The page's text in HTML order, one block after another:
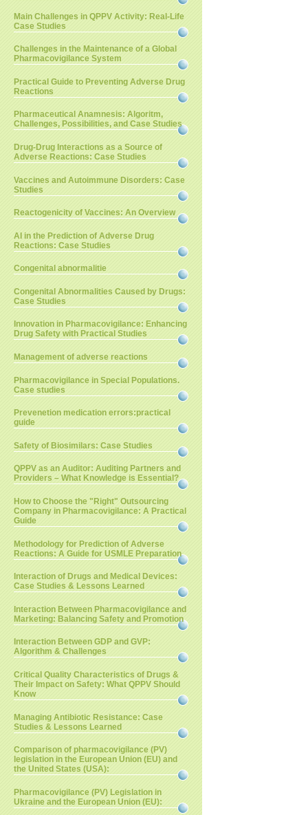
Main Challenges in QPPV Activity: Real-Life
Case Studies
Challenges in the Maintenance of a Global
Pharmacovigilance System
Practical Guide to Preventing Adverse Drug
Reactions
Pharmaceutical Anamnesis: Algoritm,
Challenges, Possibilities, and Case Studies
Drug-Drug Interactions as a Source of
Adverse Reactions: Case Studies
Vaccines and Autoimmune Disorders: Case
Studies
Reactogenicity of Vaccines: An Overview
AI in the Prediction of Adverse Drug
Reactions: Case Studies
Congenital abnormalitie
Congenital Abnormalities Caused by Drugs:
Case Studies
Innovation in Pharmacovigilance: Enhancing
Drug Safety with Practical Studies
Management of adverse reactions
Pharmacovigilance in Special Populations.
Case studies
Prevenetion medication errors:practical
guide
Safety of Biosimilars: Case Studies
QPPV as an Auditor: Auditing Partners and
Providers – What Knowledge is Essential?
How to Choose the "Right" Outsourcing
Company in Pharmacovigilance: A Practical
Guide
Methodology for Prediction of Adverse
Reactions: A Guide for USMLE Preparation
Interaction of Drugs and Medical Devices:
Case Studies & Lessons Learned
Interaction Between Pharmacovigilance and
Marketing: Balancing Safety and Promotion
Interaction Between GDP and GVP:
Algorithm & Challenges
Critical Quality Characteristics of Drugs &
Their Impact on Safety: What QPPV Should
Know
Managing Antibiotic Resistance: Case
Studies & Lessons Learned
Comparison of pharmacovigilance (PV)
legislation in the European Union (EU) and
the United States (USA):
Pharmacovigilance (PV) Legislation in
Ukraine and the European Union (EU):